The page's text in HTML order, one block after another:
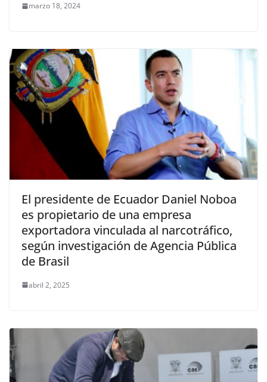
marzo 18, 2024
El presidente de Ecuador Daniel Noboa
es propietario de una empresa
exportadora vinculada al narcotráfico,
según investigación de Agencia Pública
de Brasil
abril 2, 2025